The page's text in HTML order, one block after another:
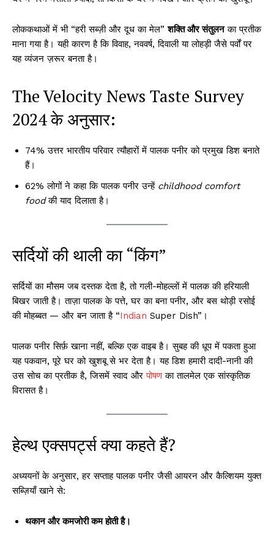
लोककथाओं में भी “हरी सब्ज़ी और दूध का मेल”शक्ति और संतुलनका प्रतीक
माना गया है। यही कारण है कि विवाह, नववर्ष, दिवाली या लोहड़ी जैसे पर्वों पर
यह व्यंजन ज़रूर बनता है।
The Velocity News Taste Survey
2024 के अनुसार:
74% उत्तर भारतीय परिवार त्यौहारों में पालक पनीर को प्रमुख डिश बनाते
हैं।
62% लोगों ने कहा कि पालक पनीर उन्हें childhood comfort
foodकी याद दिलाता है।
सर्दियों की थाली का “किंग”
सर्दियों का मौसम जब दस्तक देता है, तो गली-मोहल्लों में पालक की हरियाली
बिखर जाती है। ताज़ा पालक के पत्ते, घर का बना पनीर, और बस थोड़ी रसोई
की मोहब्बत — और बन जाता है “Indian Super Dish”।
पालक पनीर सिर्फ़ खाना नहीं, बल्कि एक वाइब है। सुबह की धूप में पकता हुआ
यह पकवान, पूरे घर को खुशबू से भर देता है। यह डिश हमारी दादी-नानी की
उस सोच का प्रतीक है, जिसमें स्वाद औरपोषणका तालमेल एक सांस्कृतिक
विरासत है।
हेल्थ एक्सपर्ट्स क्या कहते हैं?
अध्ययनों के अनुसार, हर सप्ताह पालक पनीर जैसी आयरन और कैल्शियम युक्त
सब्ज़ियाँ खाने से:
थकान और कमजोरी कम होती है।